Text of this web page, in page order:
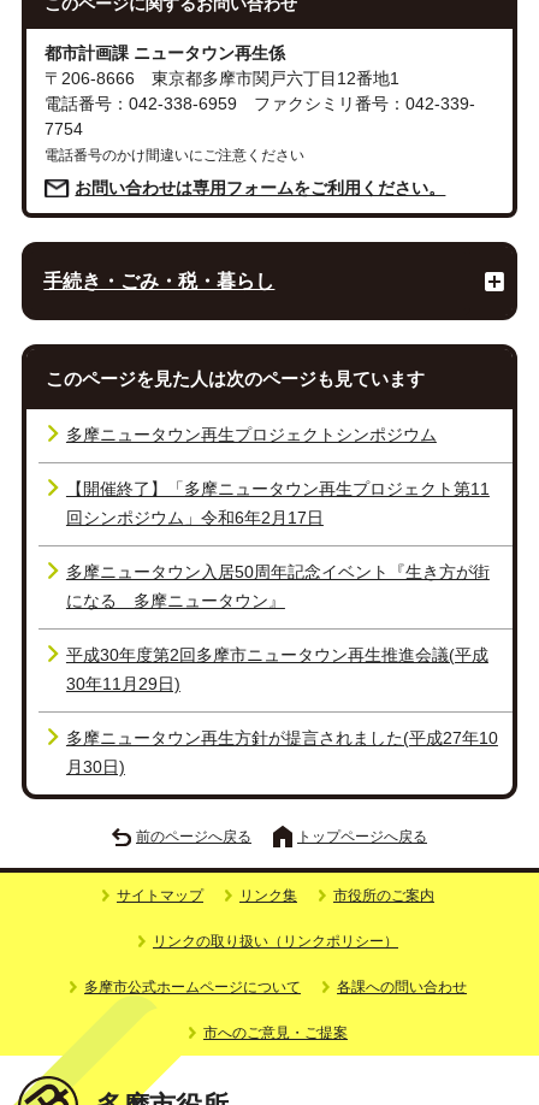
このページに関するお問い合わせ
都市計画課 ニュータウン再生係
〒206-8666 東京都多摩市関戸六丁目12番地1
電話番号：042-338-6959 ファクシミリ番号：042-339-
7754
電話番号のかけ間違いにご注意ください
お問い合わせは専用フォームをご利用ください。
手続き・ごみ・税・暮らし
このページを見た人は次のページも見ています
多摩ニュータウン再生プロジェクトシンポジウム
【開催終了】「多摩ニュータウン再生プロジェクト第11
回シンポジウム」令和6年2月17日
多摩ニュータウン入居50周年記念イベント『生き方が街
になる 多摩ニュータウン』
平成30年度第2回多摩市ニュータウン再生推進会議(平成
30年11月29日)
多摩ニュータウン再生方針が提言されました(平成27年10
月30日)
前のページへ戻る トップページへ戻る
サイトマップ リンク集 市役所のご案内
リンクの取り扱い（リンクポリシー）
多摩市公式ホームページについて 各課への問い合わせ
市へのご意見・ご提案